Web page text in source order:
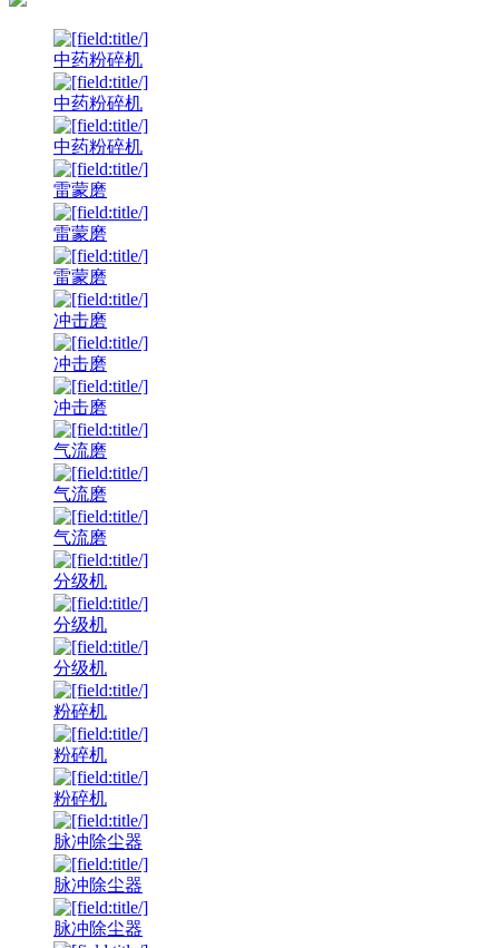
中药粉碎机
中药粉碎机
中药粉碎机
雷蒙磨
雷蒙磨
雷蒙磨
冲击磨
冲击磨
冲击磨
气流磨
气流磨
气流磨
分级机
分级机
分级机
粉碎机
粉碎机
粉碎机
脉冲除尘器
脉冲除尘器
脉冲除尘器